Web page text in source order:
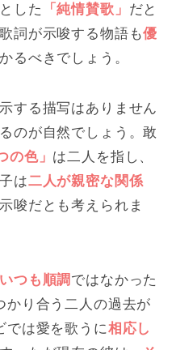
した
「純情賛歌」 だと
詞が示唆する物語も優
るべきでしょう。
する描写はありません
のが自然でしょう。敢
の色」 は二人を指し、
は二人が親密な関係
唆だとも考えられま
いつも順調 ではなかった
かり合う二人の過去が
では愛を歌うに相応し